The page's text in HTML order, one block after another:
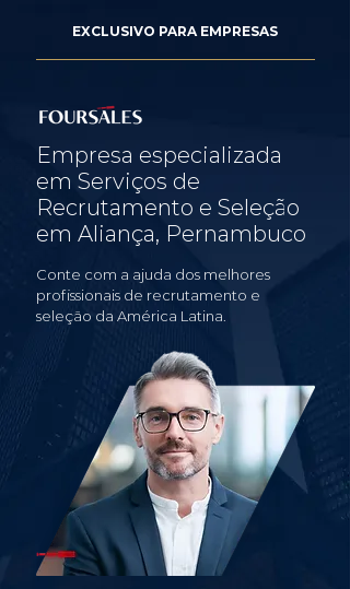
EXCLUSIVO PARA EMPRESAS
Empresa especializada
em Serviços de
Recrutamento e Seleção
em Aliança, Pernambuco
Conte com a ajuda dos melhores
profissionais de recrutamento e
seleção da América Latina.